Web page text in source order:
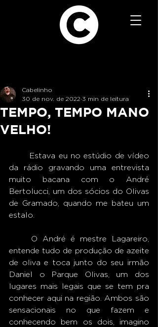
TEMPO, TEMPO MANO
VELHO!
Cabelinho
30 de nov. de 2022 3 min de leitura
da rádio gravando uma entrevista
muito bacana com o André
Bertolucci, um dos sócios do Olivas
de Gramado, quando me bateu um
estalo.
entende tudo de produção de azeite
de oliva e toca junto do seu irmão
Daniel o Parque Olivas, um dos
lugares mais legais que se tem pra
conhecer aqui na região. Ambos são
sensacionais no que fazem e
conhecendo bem os dois, imagino